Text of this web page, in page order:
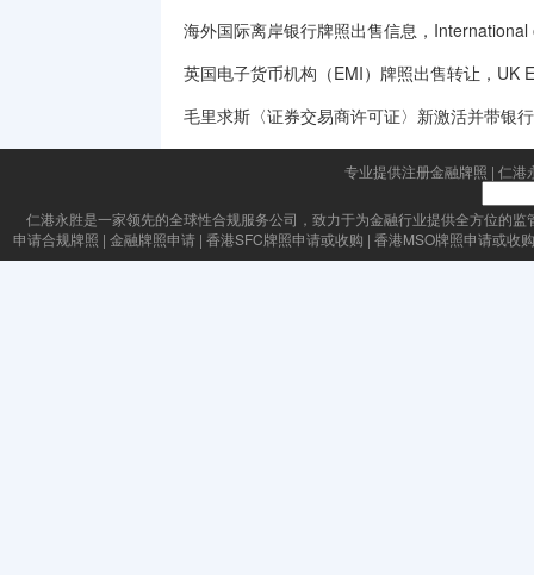
海外国际离岸银行牌照出售信息，
英国电子货币机构（EMI）牌照出售转让，
毛里求斯〈证券交易商许可证〉新激活并带银
专业提供注册金融牌照 | 仁港
仁港永胜是一家领先的全球性合规服务公司，致力于为金融行业提供全方位的
申请合规牌照 | 金融牌照申请 | 香港SFC牌照申请或收购 | 香港MSO牌照申请或收购